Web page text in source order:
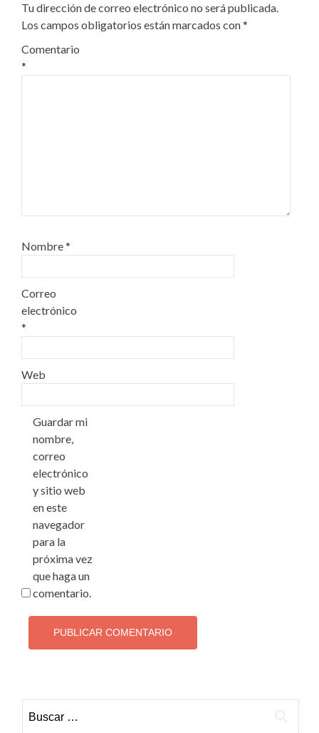
Tu dirección de correo electrónico no será publicada.
Los campos obligatorios están marcados con*
Comentario
*
Nombre*
Correo
electrónico
*
Web
Guardar mi
nombre,
correo
electrónico
y sitio web
en este
navegador
para la
próxima vez
que haga un
comentario.